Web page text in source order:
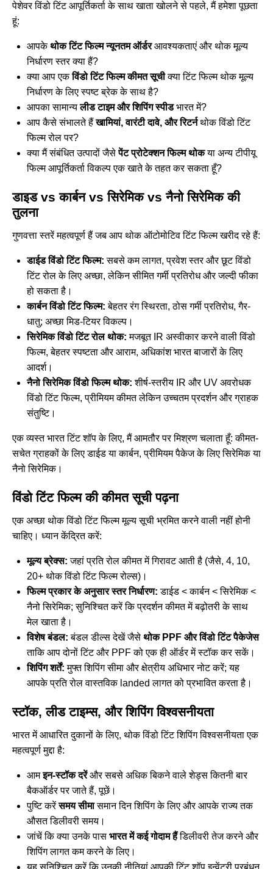
पेशेवर विंडो टिंट आपूर्तिकर्ता के साथ खाता खोलने से पहले, मैं हमेशा पूछता
हूं:
आपकेथोक टिंट फिल्म न्यूनतम ऑर्डरआवश्यकताएं और थोक मूल्य
निर्धारण स्तर क्या हैं?
क्या आप एकविंडो टिंट फिल्म कीमत सूचीक्या टिंट फिल्म थोक मूल्य
निर्धारण के लिए स्पष्ट ब्रेक के साथ है?
आपका सामान्यलीड टाइम और शिपिंग स्पीडभारत में?
आप कैसे संभालते हैंखामियां, वारंटी दावे, और रिटर्नथोक विंडो टिंट
फिल्म रोल पर?
क्या मैं संबंधित उत्पादों जैसेपेंट प्रोटेक्शन फिल्म थोकया अन्यटीपीयू
फिल्म आपूर्तिकर्ता विकल्पएक खाते के तहत कर सकता हूँ?
डाइड vs कार्बन vs सिरेमिक vs नैनो सिरेमिक की
तुलना
गुणवत्ता स्तरें महत्वपूर्ण हैं जब आप थोक ऑटोमोटिव टिंट फिल्म खरीद रहे हैं:
डाईड विंडो टिंट फिल्म: सबसे कम लागत, प्रवेश स्तर और छूट विंडो
टिंट रोल के लिए अच्छा, लेकिन सीमित गर्मी प्रतिरोध और जल्दी फीका
हो सकता है।
कार्बन विंडो टिंट फिल्म: बेहतर रंग स्थिरता, ठोस गर्मी प्रतिरोध, गैर-
धातु; अच्छा मिड-टियर विकल्प।
सिरेमिक विंडो टिंट रोल थोक: मजबूत IR अस्वीकार करने वाली विंडो
फिल्म, बेहतर स्पष्टता और आराम, अधिकांश भारत बाजारों के लिए
आदर्श।
नैनो सिरेमिक विंडो फिल्म थोक: शीर्ष-स्तरीय IR और UV अवरोधक
विंडो टिंट फिल्म, प्रीमियम कीमत लेकिन उच्चतम प्रदर्शन और ग्राहक
संतुष्टि।
एक व्यस्त भारत टिंट शॉप के लिए, मैं आमतौर पर मिश्रण चलाता हूँ: कीमत-
सचेत ग्राहकों के लिए डाईड या कार्बन, प्रीमियम पैकेज के लिए सिरेमिक या
नैनो सिरेमिक।
विंडो टिंट फिल्म की कीमत सूची पढ़ना
एक अच्छा थोक विंडो टिंट फिल्म मूल्य सूची भ्रमित करने वाली नहीं होनी
चाहिए। ध्यान केंद्रित करें:
मूल्य ब्रेक्स: जहां प्रति रोल कीमत में गिरावट आती है (जैसे, 4, 10,
20+ थोक विंडो टिंट फिल्म रोल्स)।
फिल्म प्रकार के अनुसार स्तर निर्धारण: डाईड < कार्बन < सिरेमिक <
नैनो सिरेमिक; सुनिश्चित करें कि प्रदर्शन कीमत में बढ़ोतरी के साथ
मेल खाता है।
विशेष बंडल: बंडल डील्स देखें जैसे थोक PPF और विंडो टिंट पैकेजेस
ताकि आप दोनों टिंट और PPF को एक ही ऑर्डर में स्टॉक कर सकें।
शिपिंग शर्तें: मुफ्त शिपिंग सीमा और क्षेत्रीय अधिभार नोट करें; यह
आपके प्रति रोल वास्तविक landed लागत को प्रभावित करता है।
स्टॉक, लीड टाइम्स, और शिपिंग विश्वसनीयता
भारत में आधारित दुकानों के लिए, थोक विंडो टिंट शिपिंग विश्वसनीयता एक
महत्वपूर्ण मुद्दा है:
आमइन-स्टॉक दरेंऔर सबसे अधिक बिकने वाले शेड्स कितनी बार
बैकऑर्डर पर जाते हैं, पूछें।
पुष्टि करेंसमय सीमासमान दिन शिपिंग के लिए और आपके राज्य तक
औसत डिलीवरी समय।
जांचें कि क्या उनके पास भारत में कई गोदाम हैंडिलीवरी तेज करने और
शिपिंग लागत कम करने के लिए।
यह सुनिश्चित करें कि उनकी नीतियां आपकी टिंट शॉप इन्वेंट्री प्रबंधन